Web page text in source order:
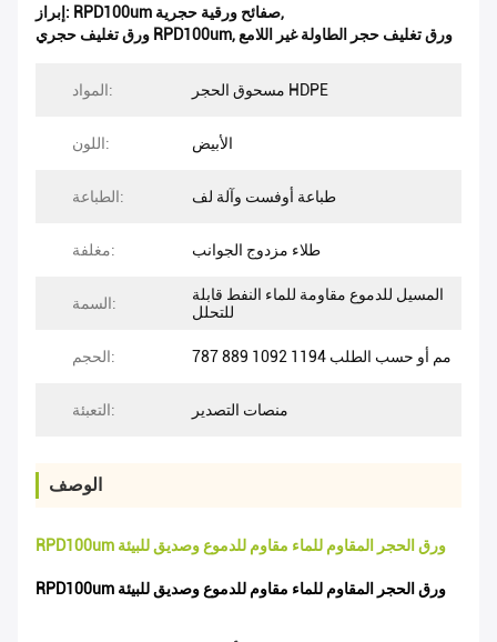
إبراز: RPD100um صفائح ورقية حجرية,
ورق تغليف حجري RPD100um,ورق تغليف حجر الطاولة غير اللامع
المواد: مسحوق الحجر HDPE
اللون: الأبيض
الطباعة: طباعة أوفست وآلة لف
مغلفة: طلاء مزدوج الجوانب
السمة:
المسيل للدموع مقاومة للماء النفط قابلة
للتحلل
الحجم: 787 889 1092 1194 مم أو حسب الطلب
التعبئة: منصات التصدير
الوصف
RPD100um ورق الحجر المقاوم للماء مقاوم للدموع وصديق للبيئة
RPD100um ورق الحجر المقاوم للماء مقاوم للدموع وصديق للبيئة